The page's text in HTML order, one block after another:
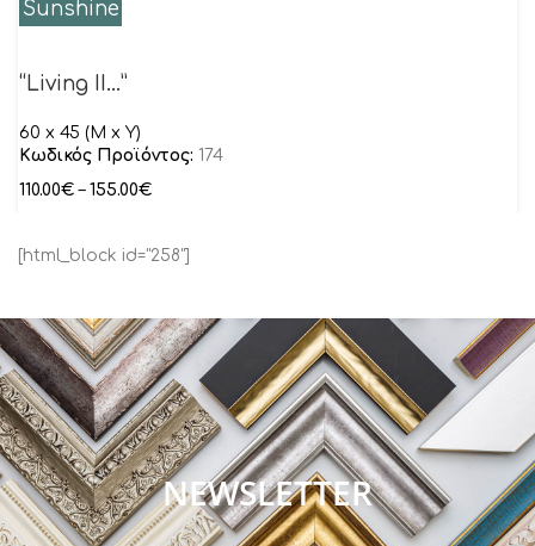
Sunshine
“Living II…”
60 x 45 (M x Y)
Κωδικός Προϊόντος: 174
110.00€ – 155.00€
[html_block id="258"]
NEWSLETTER